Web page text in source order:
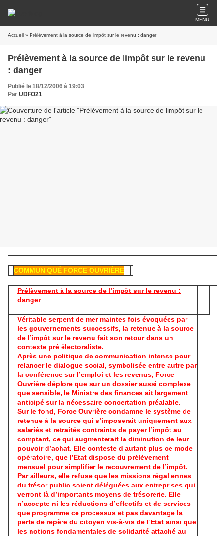
MENU
Accueil » Prélèvement à la source de limpôt sur le revenu : danger
Prélèvement à la source de limpôt sur le revenu
: danger
Publié le 18/12/2006 à 19:03
Par UDFO21
COMMUNIQUÉ FORCE OUVRIÈRE
Prélèvement à la source de l’impôt sur le revenu :
danger
Véritable serpent de mer maintes fois évoquées par
les gouvernements successifs, la retenue à la source
de l’impôt sur le revenu fait son retour dans un
contexte pré électoraliste.
Après une politique de communication intense pour
relancer le dialogue social, symbolisée entre autre par
la conférence sur l’emploi et les revenus, Force
Ouvrière déplore que sur un dossier aussi complexe
que sensible, le Ministre des finances ait largement
anticipé sur la nécessaire concertation préalable.
Sur le fond, Force Ouvrière condamne le système de
retenue à la source qui s’imposerait uniquement aux
salariés et retraités contraints de payer l’impôt au
comptant, ce qui augmenterait la diminution de leur
pouvoir d’achat. Elle conteste d’autant plus ce mode
opératoire, que l’Etat dispose du prélèvement
mensuel pour simplifier le recouvrement de l’impôt.
Par ailleurs, elle refuse que les missions régaliennes
du trésor public soient déléguées aux entreprises qui
verront là d’importants moyens de trésorerie. Elle
n’accepte ni les réductions d’effectifs et de services
que programme ce processus et pas davantage la
perte de repère du citoyen vis-à-vis de l’Etat ainsi que
les notions fondamentales de solidarité attaché au